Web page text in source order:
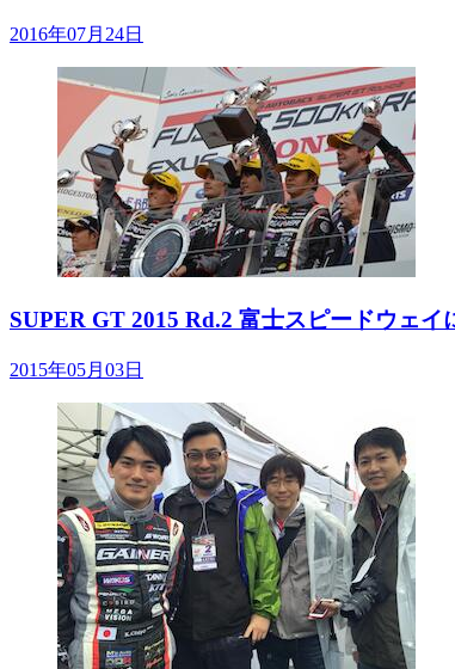
2016年07月24日
SUPER GT 2015 Rd.2 富士スピードウェイ
2015年05月03日